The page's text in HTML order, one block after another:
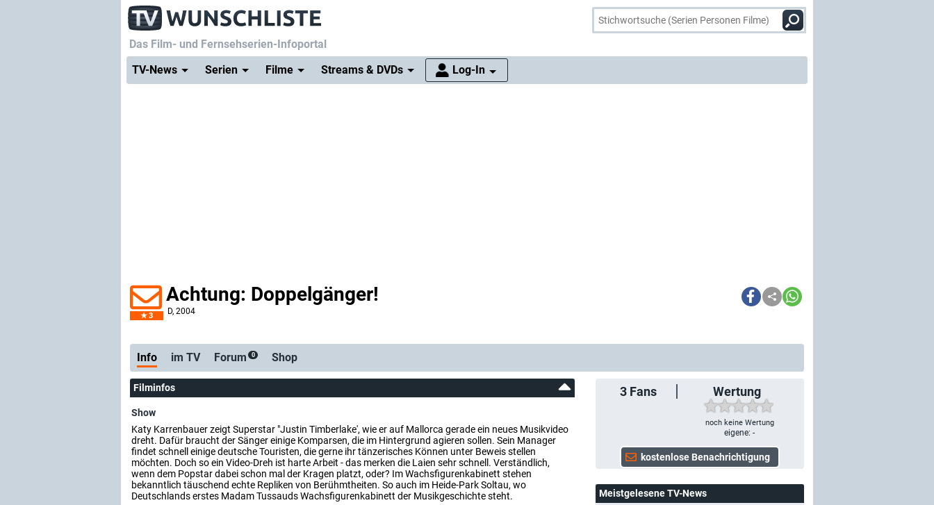
Das Film- und Fernsehserien-Infoportal
TV-News
Serien Filme Streams & DVDs Log-In
3
Achtung: Doppelgänger!
D, 2004
Info im TV Forum 0 Shop
3 Fans Wertung
noch keine Wertung
eigene: -
Filminfos
Show
Katy Karrenbauer zeigt Superstar "Justin Timberlake', wie er auf Mallorca gerade ein neues Musikvideo
dreht. Dafür braucht der Sänger einige Komparsen, die im Hintergrund agieren sollen. Sein Manager
findet schnell einige deutsche Touristen, die gerne ihr tänzerisches Können unter Beweis stellen
möchten. Doch so ein Video-Dreh ist harte Arbeit - das merken die Laien sehr schnell. Verständlich,
wenn dem Popstar dabei schon mal der Kragen platzt, oder? Im Wachsfigurenkabinett stehen
bekanntlich täuschend echte Repliken von Berühmtheiten. So auch im Heide-Park Soltau, wo
Deutschlands erstes Madam Tussauds Wachsfigurenkabinett der Musikgeschichte steht.
Meistgelesene TV-News